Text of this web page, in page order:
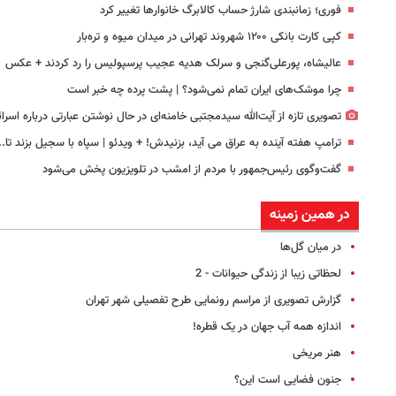
فوری؛ زمانبندی‌ شارژ حساب کالابرگ خانوارها تغییر کرد
کپی کارت بانکی ۱۲۰۰ شهروند تهرانی در میدان میوه و تره‌بار
عالیشاه، پورعلی‌گنجی و سرلک هدیه عجیب پرسپولیس را رد کردند + عکس
چرا موشک‌های ایران تمام نمی‌شود؟ | پشت پرده چه خبر است
تصویری تازه از آیت‌الله سیدمجتبی خامنه‌ای در حال نوشتن عبارتی درباره
ترامپ هفته آینده به عراق می آید، بزنیدش! + ویدئو | سپاه با سجیل بزند
گفت‌وگوی رئیس‌جمهور با مردم از امشب در تلویزیون پخش می‌شود
در همین زمینه
در میان‌ گل‌ها
لحظاتی زیبا از زندگی حیوانات - 2
گزارش تصویری از مراسم رونمایی طرح تفصیلی شهر تهران
اندازه همه آب جهان در یک قطره!
هنر مریخی
جنون فضایی است این؟